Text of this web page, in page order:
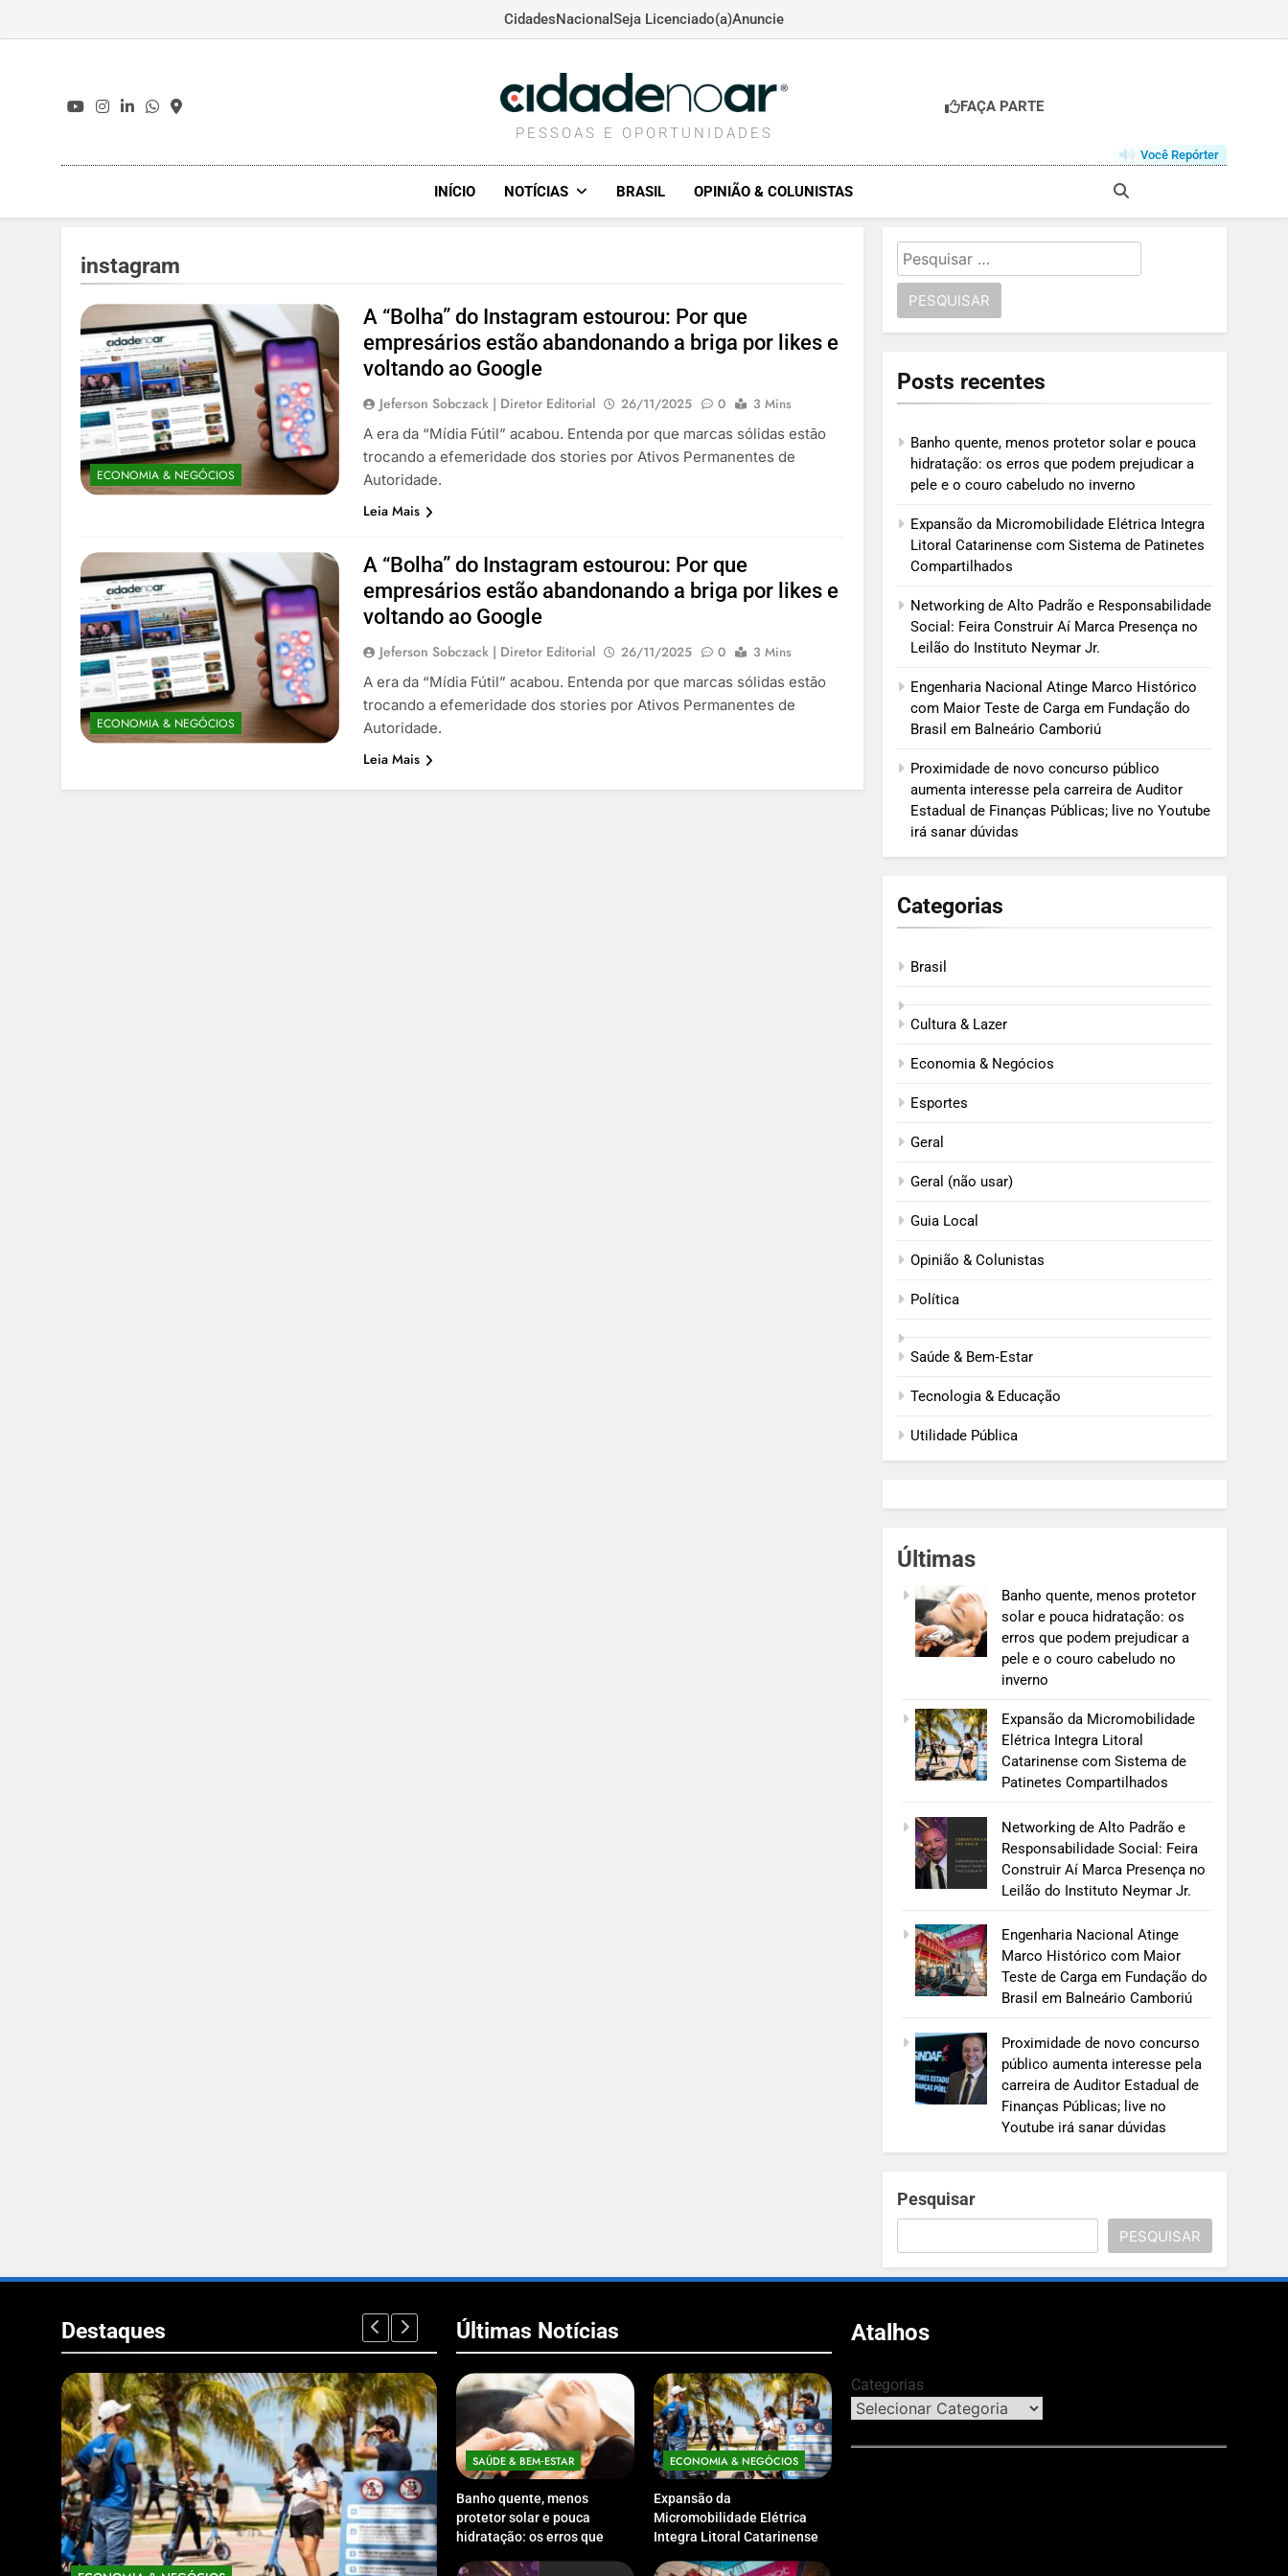
CidadesNacional Seja Licenciado(a)Anuncie
CIDADENOAR.COM
PESSOAS E OPORTUNIDADES
FAÇA PARTE
Você Repórter
INÍCIO NOTÍCIAS BRASIL OPINIÃO & COLUNISTAS
instagram
ECONOMIA & NEGÓCIOS
A “Bolha” do Instagram estourou: Por que
empresários estão abandonando a briga por likes e
voltando ao Google
Jeferson Sobczack | Diretor Editorial 26/11/2025 0
3 Mins
A era da “Mídia Fútil” acabou. Entenda por que marcas sólidas estão
trocando a efemeridade dos stories por Ativos Permanentes de
Autoridade.
Leia Mais
ECONOMIA & NEGÓCIOS
A “Bolha” do Instagram estourou: Por que
empresários estão abandonando a briga por likes e
voltando ao Google
Jeferson Sobczack | Diretor Editorial 26/11/2025 0
3 Mins
A era da “Mídia Fútil” acabou. Entenda por que marcas sólidas estão
trocando a efemeridade dos stories por Ativos Permanentes de
Autoridade.
Leia Mais
Pesquisar
por:
Posts recentes
Banho quente, menos protetor solar e pouca
hidratação: os erros que podem prejudicar a
pele e o couro cabeludo no inverno
Expansão da Micromobilidade Elétrica Integra
Litoral Catarinense com Sistema de Patinetes
Compartilhados
Networking de Alto Padrão e Responsabilidade
Social: Feira Construir Aí Marca Presença no
Leilão do Instituto Neymar Jr.
Engenharia Nacional Atinge Marco Histórico
com Maior Teste de Carga em Fundação do
Brasil em Balneário Camboriú
Proximidade de novo concurso público
aumenta interesse pela carreira de Auditor
Estadual de Finanças Públicas; live no Youtube
irá sanar dúvidas
Categorias
Brasil
Cultura & Lazer
Economia & Negócios
Esportes
Geral
Geral (não usar)
Guia Local
Opinião & Colunistas
Política
Saúde & Bem‑Estar
Tecnologia & Educação
Utilidade Pública
Últimas
Banho quente, menos protetor
solar e pouca hidratação: os
erros que podem prejudicar a
pele e o couro cabeludo no
inverno
Expansão da Micromobilidade
Elétrica Integra Litoral
Catarinense com Sistema de
Patinetes Compartilhados
Networking de Alto Padrão e
Responsabilidade Social: Feira
Construir Aí Marca Presença no
Leilão do Instituto Neymar Jr.
Engenharia Nacional Atinge
Marco Histórico com Maior
Teste de Carga em Fundação do
Brasil em Balneário Camboriú
Proximidade de novo concurso
público aumenta interesse pela
carreira de Auditor Estadual de
Finanças Públicas; live no
Youtube irá sanar dúvidas
Pesquisar
PESQUISAR
Destaques Últimas Notícias
SAÚDE & BEM‑ESTAR
Banho quente, menos
protetor solar e pouca
hidratação: os erros que
ECONOMIA & NEGÓCIOS
Expansão da
Micromobilidade Elétrica
Integra Litoral Catarinense
Atalhos
Categorias